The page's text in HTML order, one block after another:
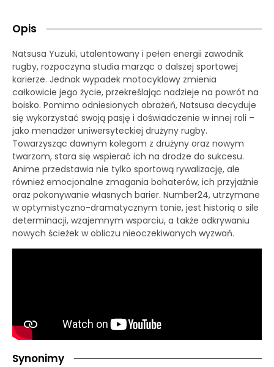
Opis
Natsusa Yuzuki, utalentowany i pełen energii zawodnik
rugby, rozpoczyna studia marząc o dalszej sportowej
karierze. Jednak wypadek motocyklowy zmienia
całkowicie jego życie, przekreślając nadzieje na powrót na
boisko. Pomimo odniesionych obrażeń, Natsusa decyduje
się wykorzystać swoją pasję i doświadczenie w innej roli –
jako menadżer uniwersyteckiej drużyny rugby.
Towarzysząc dawnym kolegom z drużyny oraz nowym
twarzom, stara się wspierać ich na drodze do sukcesu.
Anime przedstawia nie tylko sportową rywalizację, ale
również emocjonalne zmagania bohaterów, ich przyjaźnie
oraz pokonywanie własnych barier. Number24, utrzymane
w optymistyczno-dramatycznym tonie, jest historią o sile
determinacji, wzajemnym wsparciu, a także odkrywaniu
nowych ścieżek w obliczu nieoczekiwanych wyzwań.
Synonimy